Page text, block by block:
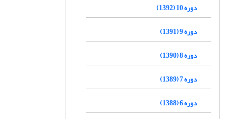
دوره 10 (1392)
دوره 9 (1391)
دوره 8 (1390)
دوره 7 (1389)
دوره 6 (1388)